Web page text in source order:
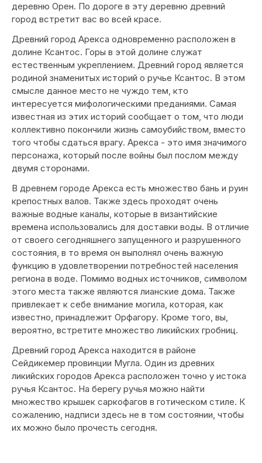
деревню Орен. По дороге в эту деревню древний
город встретит вас во всей красе.
Древний город Арекса одновременно расположен в
долине Ксантос. Горы в этой долине служат
естественным укреплением. Древний город является
родиной знаменитых историй о ручье Ксантос. В этом
смысле данное место не чуждо тем, кто
интересуется мифологическими преданиями. Самая
известная из этих историй сообщает о том, что люди
коллективно покончили жизнь самоубийством, вместо
того чтобы сдаться врагу. Арекса - это имя значимого
персонажа, который после войны был послом между
двумя сторонами.
В древнем городе Арекса есть множество бань и руин
крепостных валов. Также здесь проходят очень
важные водные каналы, которые в византийские
времена использовались для доставки воды. В отличие
от своего сегодняшнего запущенного и разрушенного
состояния, в то время он выполнял очень важную
функцию в удовлетворении потребностей населения
региона в воде. Помимо водных источников, символом
этого места также являются лианские дома. Также
привлекает к себе внимание могила, которая, как
известно, принадлежит Орфагору. Кроме того, вы,
вероятно, встретите множество ликийских гробниц.
Древний город Арекса находится в районе
Сейдикемер провинции Мугла. Один из древних
ликийских городов Арекса расположен точно у истока
ручья Ксантос. На берегу ручья можно найти
множество крышек саркофагов в готическом стиле. К
сожалению, надписи здесь не в том состоянии, чтобы
их можно было прочесть сегодня.